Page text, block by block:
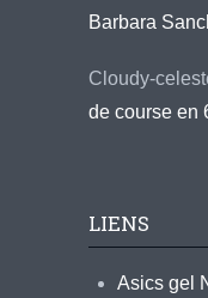
Barbara
Cloudy-
de course en
LIENS
Asics gel